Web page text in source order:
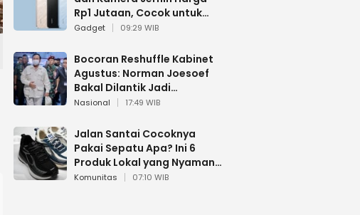
Rp1 Jutaan, Cocok untuk
Multitasking
Gadget 09:29 WIB
Bocoran Reshuffle Kabinet
Agustus: Norman Joesoef
Bakal Dilantik Jadi
Wamenhan RI
Nasional 17:49 WIB
Jalan Santai Cocoknya
Pakai Sepatu Apa? Ini 6
Produk Lokal yang Nyaman
Buat 17 Agustusan
Komunitas 07:10 WIB